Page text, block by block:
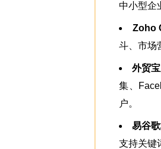
中小型企
Zoho
斗、市场
外贸
集、
户。
易谷
支持关键